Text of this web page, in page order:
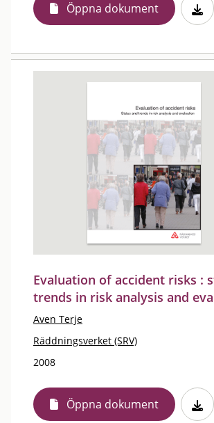
Öppna dokument
Evaluation of accident risks :
trends in risk analysis and
Aven Terje
Räddningsverket (SRV)
2008
Öppna dokument